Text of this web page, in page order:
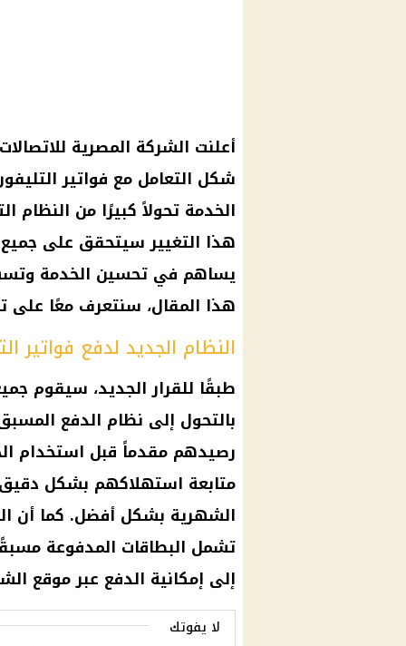
أعلنت الشركة المصرية
شكل التعامل مع فواتير
الخدمة تحولاً كبيرًا من النظام
هذا التغيير سيتحقق على
يساهم في تحسين الخدمة
هذا المقال، سنتعرف معًا على
النظام الجديد لدفع فواتير
طبقًا للقرار الجديد، سيقوم
بالتحول إلى نظام الدفع
رصيدهم مقدماً قبل استخدام
متابعة استهلاكهم بشكل
الشهرية بشكل أفضل. كما أن
تشمل البطاقات المدفوعة
إلى إمكانية الدفع عبر موقع
لا يفوتك